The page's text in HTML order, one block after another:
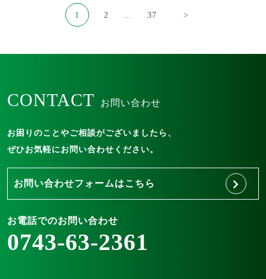
ジ
り
1 2 … 37 >
CONTACT お問い合わせ
お困りのことやご相談がございましたら、
ぜひお気軽にお問い合わせください。
お問い合わせフォームはこちら
お電話でのお問い合わせ
0743-63-2361